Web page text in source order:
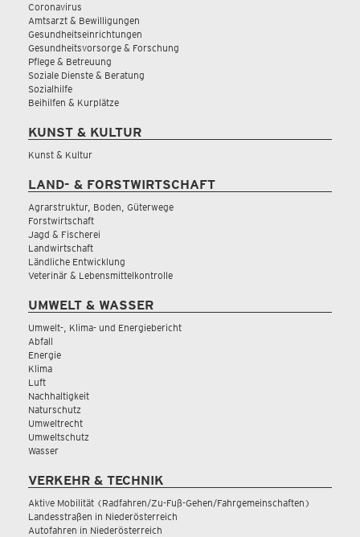
Coronavirus
Amtsarzt & Bewilligungen
Gesundheitseinrichtungen
Gesundheitsvorsorge & Forschung
Pflege & Betreuung
Soziale Dienste & Beratung
Sozialhilfe
Beihilfen & Kurplätze
KUNST & KULTUR
Kunst & Kultur
LAND- & FORSTWIRTSCHAFT
Agrarstruktur, Boden, Güterwege
Forstwirtschaft
Jagd & Fischerei
Landwirtschaft
Ländliche Entwicklung
Veterinär & Lebensmittelkontrolle
UMWELT & WASSER
Umwelt-, Klima- und Energiebericht
Abfall
Energie
Klima
Luft
Nachhaltigkeit
Naturschutz
Umweltrecht
Umweltschutz
Wasser
VERKEHR & TECHNIK
Aktive Mobilität (Radfahren/Zu-Fuß-Gehen/Fahrgemeinschaften)
Landesstraßen in Niederösterreich
Autofahren in Niederösterreich